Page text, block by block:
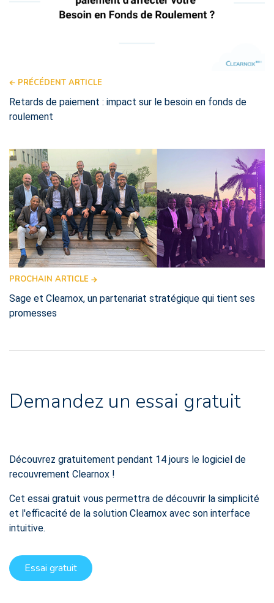
PRÉCÉDENT ARTICLE
Retards de paiement : impact sur le besoin en fonds de
roulement
PROCHAIN ARTICLE
Sage et Clearnox, un partenariat stratégique qui tient ses
promesses
Demandez un essai gratuit
Découvrez gratuitement pendant 14 jours le logiciel de
recouvrement Clearnox !
Cet essai gratuit vous permettra de découvrir la simplicité
et l'efficacité de la solution Clearnox avec son interface
intuitive.
Essai gratuit